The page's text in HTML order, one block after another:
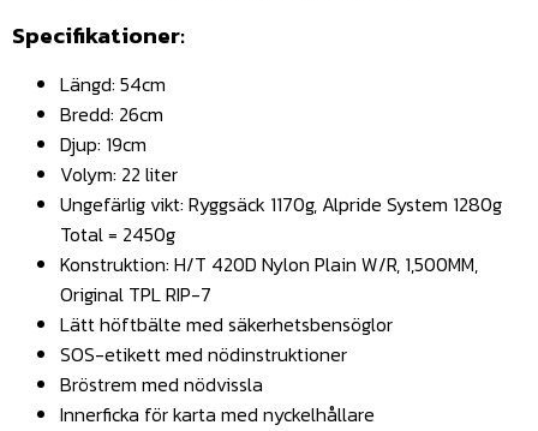
Specifikationer:
Längd: 54cm
Bredd: 26cm
Djup: 19cm
Volym: 22 liter
Ungefärlig vikt: Ryggsäck 1170g, Alpride System 1280g
Total = 2450g
Konstruktion: H/T 420D Nylon Plain W/R, 1,500MM,
Original TPL RIP-7
Lätt höftbälte med säkerhetsbensöglor
SOS-etikett med nödinstruktioner
Bröstrem med nödvissla
Innerficka för karta med nyckelhållare